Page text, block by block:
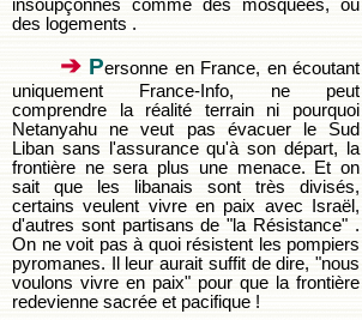
insoupçonnés comme des mosquées, ou
des logements .
➔ Personne en France, en écoutant
uniquement France-Info, ne peut
comprendre la réalité terrain ni pourquoi
Netanyahu ne veut pas évacuer le Sud
Liban sans l'assurance qu'à son départ, la
frontière ne sera plus une menace. Et on
sait que les libanais sont très divisés,
certains veulent vivre en paix avec Israël,
d'autres sont partisans de "la Résistance" .
On ne voit pas à quoi résistent les pompiers
pyromanes. Il leur aurait suffit de dire, "nous
voulons vivre en paix" pour que la frontière
redevienne sacrée et pacifique !